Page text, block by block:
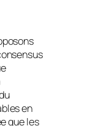
en
que les